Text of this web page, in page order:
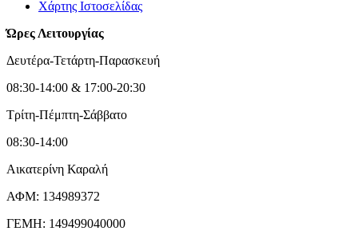
Χάρτης Ιστοσελίδας
Ώρες Λειτουργίας
Δευτέρα-Τετάρτη-Παρασκευή
08:30-14:00 & 17:00-20:30
Τρίτη-Πέμπτη-Σάββατο
08:30-14:00
Αικατερίνη Καραλή
ΑΦΜ: 134989372
ΓΕΜΗ: 149499040000